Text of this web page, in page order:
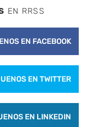
EN RRSS
EN FACEBOOK
EN TWITTER
EN LINKEDIN